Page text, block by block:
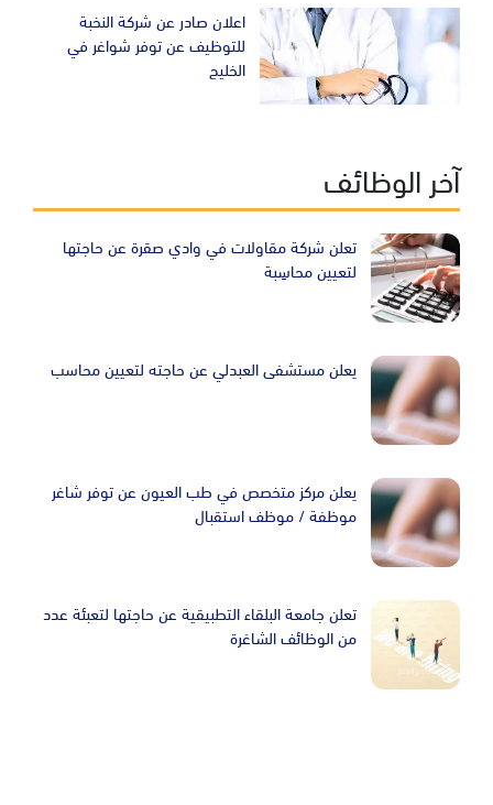
اعلان صادر عن شركة النخبة
للتوظيف عن توفر شواغر في
الخليج
آخر الوظائف
تعلن شركة مقاولات في وادي صقرة عن حاجتها
لتعيين محاسِبة
يعلن مستشفى العبدلي عن حاجته لتعيين محاسب
يعلن مركز متخصص في طب العيون عن توفر شاغر
موظفة / موظف استقبال
تعلن جامعة البلقاء التطبيقية عن حاجتها لتعبئة عدد
من الوظائف الشاغرة